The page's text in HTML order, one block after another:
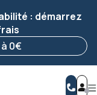
: démarrez
0€